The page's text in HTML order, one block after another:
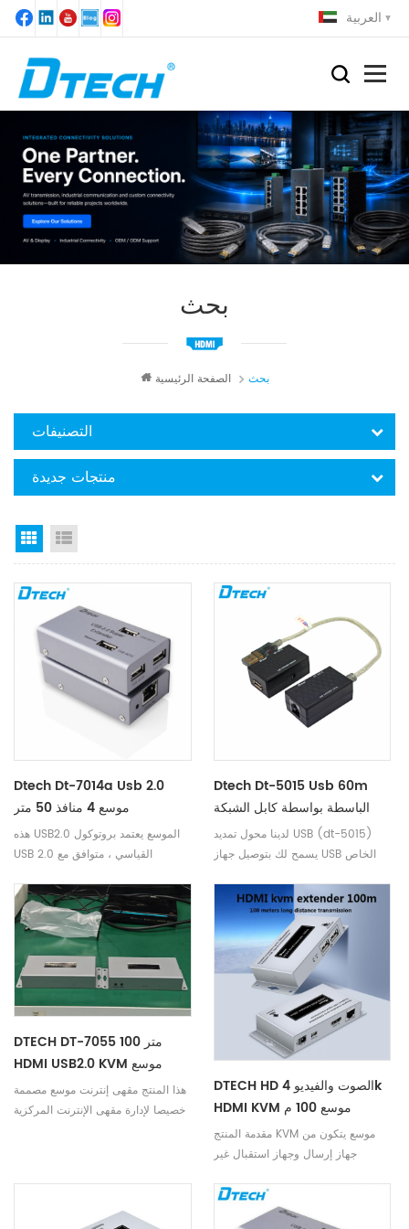
العربية
بحث
الصفحة الرئيسية بحث
التصنيفات
منتجات جديدة
Grid View
Dtech Dt-7014a Usb 2.0
موسع 4 منافذ 50 متر
هذه USB2.0 الموسع يعتمد بروتوكول
USB 2.0 القياسي ، متوافق مع
Dtech Dt-5015 Usb 60m
الباسطة بواسطة كابل الشبكة
المحلية
لدينا محول تمديد USB (dt-5015)
يسمح لك بتوصيل جهاز USB الخاص
مسافة تصل إلى 60 متر بمساعدة
كابل التصحيح cat5 / cat5e / cat6
(غير مدرجة).
DTECH DT-7055 100 متر
HDMI USB2.0 KVM موسع
هذا المنتج مقهى إنترنت موسع مصممة
خصيصا لإدارة مقهى الإنترنت المركزية
DTECH HD الصوت والفيديو 4k
HDMI KVM موسع 100 م
مقدمة المنتج KVM موسع يتكون من
جهاز إرسال وجهاز استقبال غير
المنقولة عبر CAT5E / 6 الكبل ، يوفر
أيضًا حماية للمحتوى الرقمي واسع